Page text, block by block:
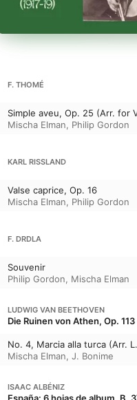
F. THOMÉ
Simple aveu, Op. 25 (Arr. for
Mischa Elman, Philip Gordon
KARL RISSLAND
Valse caprice, Op. 16
Mischa Elman, Philip Gordon
F. DRDLA
Souvenir
Philip Gordon, Mischa Elman
LUDWIG VAN BEETHOVEN
Die Ruinen von Athen, Op. 113
No. 4, Marcia alla turca (Arr.
Mischa Elman, J. Bonime
ISAAC ALBÉNIZ